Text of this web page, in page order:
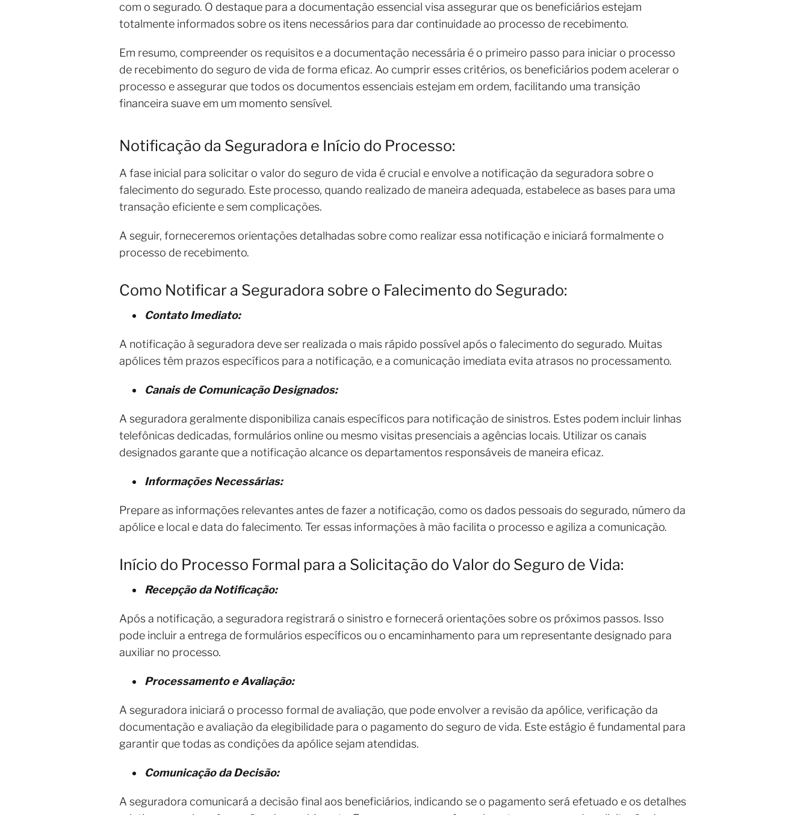
com o segurado. O destaque para a documentação essencial visa assegurar que os beneficiários estejam
totalmente informados sobre os itens necessários para dar continuidade ao processo de recebimento.
Em resumo, compreender os requisitos e a documentação necessária é o primeiro passo para iniciar o processo
de recebimento do seguro de vida de forma eficaz. Ao cumprir esses critérios, os beneficiários podem acelerar o
processo e assegurar que todos os documentos essenciais estejam em ordem, facilitando uma transição
financeira suave em um momento sensível.
Notificação da Seguradora e Início do Processo:
A fase inicial para solicitar o valor do seguro de vida é crucial e envolve a notificação da seguradora sobre o
falecimento do segurado. Este processo, quando realizado de maneira adequada, estabelece as bases para uma
transação eficiente e sem complicações.
A seguir, forneceremos orientações detalhadas sobre como realizar essa notificação e iniciará formalmente o
processo de recebimento.
Como Notificar a Seguradora sobre o Falecimento do Segurado:
Contato Imediato:
A notificação à seguradora deve ser realizada o mais rápido possível após o falecimento do segurado. Muitas
apólices têm prazos específicos para a notificação, e a comunicação imediata evita atrasos no processamento.
Canais de Comunicação Designados:
A seguradora geralmente disponibiliza canais específicos para notificação de sinistros. Estes podem incluir linhas
telefônicas dedicadas, formulários online ou mesmo visitas presenciais a agências locais. Utilizar os canais
designados garante que a notificação alcance os departamentos responsáveis de maneira eficaz.
Informações Necessárias:
Prepare as informações relevantes antes de fazer a notificação, como os dados pessoais do segurado, número da
apólice e local e data do falecimento. Ter essas informações à mão facilita o processo e agiliza a comunicação.
Início do Processo Formal para a Solicitação do Valor do Seguro de Vida:
Recepção da Notificação:
Após a notificação, a seguradora registrará o sinistro e fornecerá orientações sobre os próximos passos. Isso
pode incluir a entrega de formulários específicos ou o encaminhamento para um representante designado para
auxiliar no processo.
Processamento e Avaliação:
A seguradora iniciará o processo formal de avaliação, que pode envolver a revisão da apólice, verificação da
documentação e avaliação da elegibilidade para o pagamento do seguro de vida. Este estágio é fundamental para
garantir que todas as condições da apólice sejam atendidas.
Comunicação da Decisão:
A seguradora comunicará a decisão final aos beneficiários, indicando se o pagamento será efetuado e os detalhes